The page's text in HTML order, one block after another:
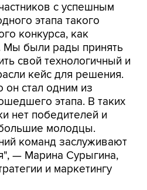
с успешным
этапа такого
конкурса, как
были рады принять
свой технологичный и
кейс для решения.
он стал одним из
этапа. В таких
нет победителей и
молодцы.
команд заслуживают
— Марина Сурыгина,
и маркетингу